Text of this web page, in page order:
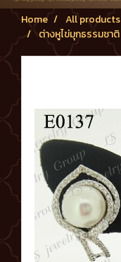
Home All products
ต่างหูไข่มุกธรรมชาติ